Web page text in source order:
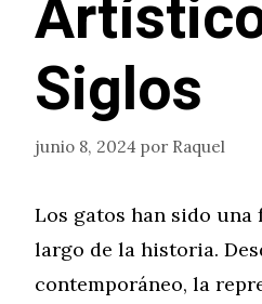
Siglos
junio 8, 2024 por Raquel
Los gatos han sido
largo de la historia.
contemporáneo, la